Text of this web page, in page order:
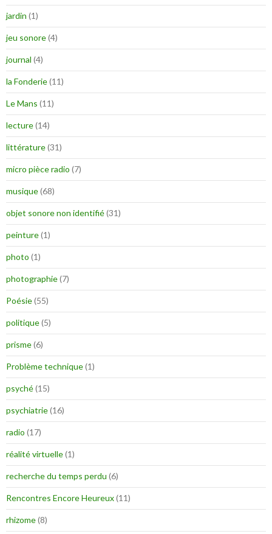
jardin (1)
jeu sonore(4)
journal (4)
la Fonderie(11)
Le Mans (11)
lecture(14)
littérature(31)
micro pièce radio (7)
musique(68)
objet sonore non identifié(31)
peinture(1)
photo (1)
photographie(7)
Poésie(55)
politique(5)
prisme(6)
Problème technique(1)
psyché(15)
psychiatrie(16)
radio (17)
réalité virtuelle(1)
recherche du temps perdu (6)
Rencontres Encore Heureux(11)
rhizome(8)